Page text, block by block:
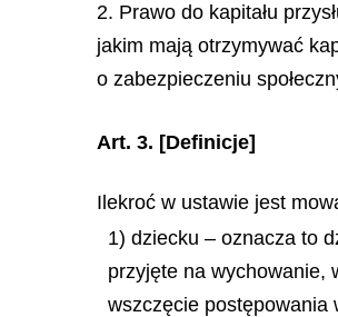
2. Prawo do kapitału
jakim mają otrzymywać
o zabezpieczeniu
Art. 3. [Definicje]
Ilekroć w ustawie jest
1) dziecku – oznacza to
przyjęte na wychowanie,
wszczęcie postępowania